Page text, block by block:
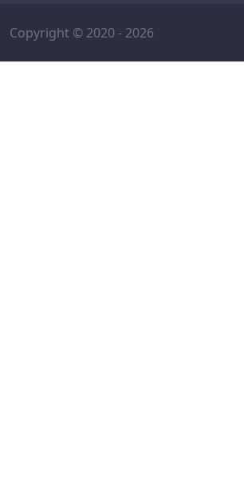
Copyright © 2020 - 2026